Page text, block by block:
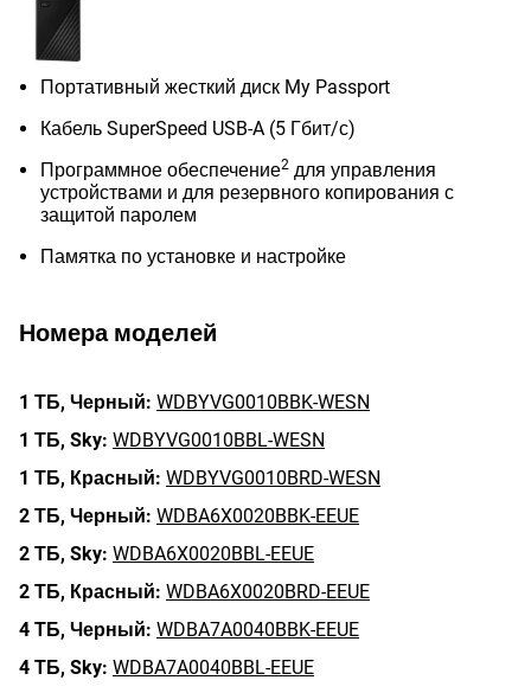
Портативный жесткий диск My Passport
Кабель SuperSpeed USB-A (5 Гбит/с)
Программное обеспечение2 для управления
устройствами и для резервного копирования с
защитой паролем
Памятка по установке и настройке
Номера моделей
1 ТБ, Черный: WDBYVG0010BBK-WESN
1 ТБ, Sky: WDBYVG0010BBL-WESN
1 ТБ, Красный: WDBYVG0010BRD-WESN
2 ТБ, Черный: WDBA6X0020BBK-EEUE
2 ТБ, Sky: WDBA6X0020BBL-EEUE
2 ТБ, Красный: WDBA6X0020BRD-EEUE
4 ТБ, Черный: WDBA7A0040BBK-EEUE
4 ТБ, Sky: WDBA7A0040BBL-EEUE